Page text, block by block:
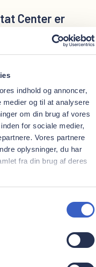
indhold og annoncer,
og til at analysere
om din brug af vores
for sociale medier,
Vores partnere
oplysninger, du har
fra din brug af deres
Center er
med reservering af 2
ligger i gadeplan,
er ikke dørtrin eller
rum, hvilket gør
optimale.
er indrettet
en kørestolsbruger.
3. december 2010
fra p-pladserne,
lige uden for døren.